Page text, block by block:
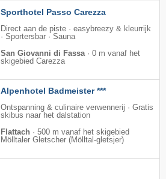
Sporthotel Passo Carezza
Direct aan de piste · easybreezy & kleurrijk
· Sportersbar · Sauna
San Giovanni di Fassa· 0 m vanaf het
skigebied Carezza
Alpenhotel Badmeister ***
Ontspanning & culinaire verwennerij · Gratis
skibus naar het dalstation
Flattach · 500 m vanaf het skigebied
Mölltaler Gletscher (Mölltal-gletsjer)